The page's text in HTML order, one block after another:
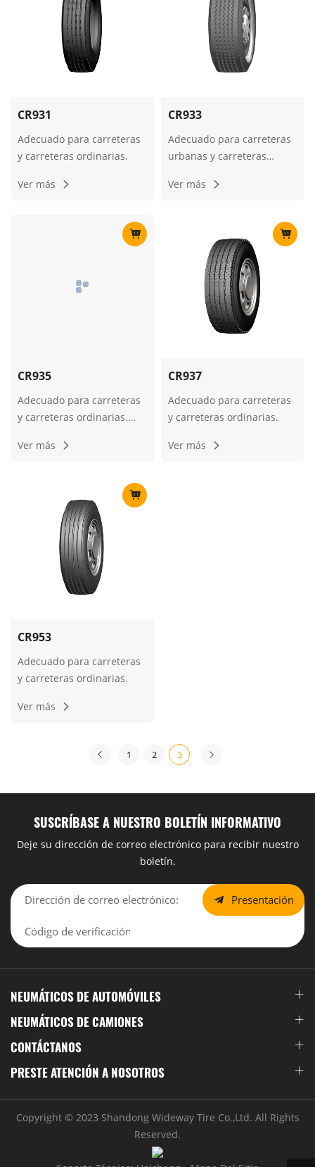
CR931
Adecuado para carreteras
y carreteras ordinarias.
Ver más
CR933
Adecuado para carreteras
urbanas y carreteras
media y larga distancia.
Ver más
CR935
Adecuado para carreteras
y carreteras ordinarias.
de media y larga distancia.
Ver más
CR937
Adecuado para carreteras
y carreteras ordinarias.
Ver más
CR953
Adecuado para carreteras
y carreteras ordinarias.
Ver más
1 2 3
SUSCRÍBASE A NUESTRO BOLETÍN INFORMATIVO
Deje su dirección de correo electrónico para recibir nuestro
boletín.
Presentación
NEUMÁTICOS DE AUTOMÓVILES
NEUMÁTICOS DE CAMIONES
CONTÁCTANOS
PRESTE ATENCIÓN A NOSOTROS
Copyright © 2023 Shandong Wideway Tire Co.,Ltd. All Rights
Reserved.